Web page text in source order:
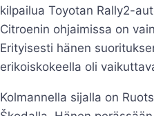
kilpailua Toyotan Rally2-
Citroenin ohjaimissa on
Erityisesti hänen
erikoiskokeella oli
Kolmannella sijalla on